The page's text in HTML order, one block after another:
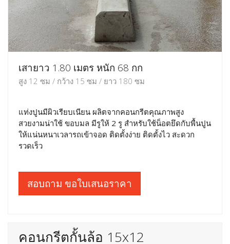
เสายาว 1.80 เมตร หนัก 68 กก
สูง 12 ซม / กว้าง 15 ซม / ยาว 180 ซม
แท่งปูนมีผิวเรียบเนียน ผลิตจากคอนกรีตคุณภาพสูง
สวยงามน่าใช้ ขอบมล มีรูให้ 2 รู สำหรับใช้น็อตยึดกับพื้นปูน
ให้แน่นหนาเวลารถเข้าจอด ติดตั้งง่าย ติดตั้งไว สะดวก
รวดเร็ว
สอบถาม ขอใบเสนอราคา
คอนกรีตกั้นล้อ 15x12